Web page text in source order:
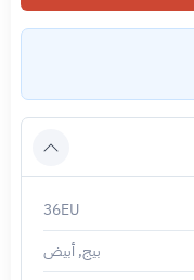
36EU
بيج, أبيض